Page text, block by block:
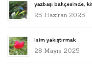
yazbaşı bahçesinde,
25 Haziran 2025
isim yakıştırmak
28 Mayıs 2025